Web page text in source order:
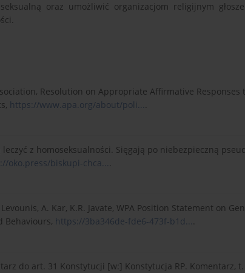
oraz umożliwić organizacjom religijnym
Resolution on Appropriate Affirmative Responses
https://www.apa.org/about/poli....
z homoseksualności. Sięgają po niebezpieczną
oko.press/biskupi-chca....
A. Kar, K.R. Javate, WPA Position Statement on
Behaviours, https://3ba346de-fde6-473f-b1d....
do art. 31 Konstytucji [w:] Konstytucja RP. Komentarz,